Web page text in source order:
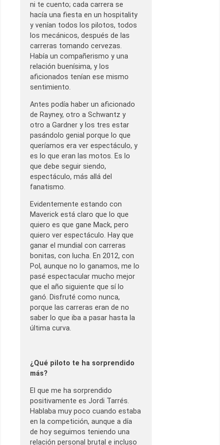
ni te cuento; cada carrera se
hacía una fiesta en un hospitality
y venían todos los pilotos, todos
los mecánicos, después de las
carreras tomando cervezas.
Había un compañerismo y una
relación buenísima, y los
aficionados tenían ese mismo
sentimiento.
Antes podía haber un aficionado
de Rayney, otro a Schwantz y
otro a Gardner y los tres estar
pasándolo genial porque lo que
queríamos era ver espectáculo, y
es lo que eran las motos. Es lo
que debe seguir siendo,
espectáculo, más allá del
fanatismo.
Evidentemente estando con
Maverick está claro que lo que
quiero es que gane Mack, pero
quiero ver espectáculo. Hay que
ganar el mundial con carreras
bonitas, con lucha. En 2012, con
Pol, aunque no lo ganamos, me lo
pasé espectacular mucho mejor
que el año siguiente que sí lo
ganó. Disfruté como nunca,
porque las carreras eran de no
saber lo que iba a pasar hasta la
última curva.
¿Qué piloto te ha sorprendido
más?
El que me ha sorprendido
positivamente es Jordi Tarrés.
Hablaba muy poco cuando estaba
en la competición, aunque a día
de hoy seguimos teniendo una
relación personal brutal e incluso